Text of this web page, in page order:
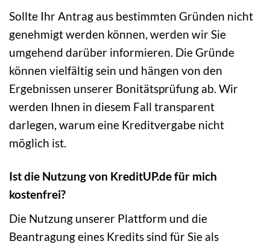
Sollte Ihr Antrag aus bestimmten Gründen nicht
genehmigt werden können, werden wir Sie
umgehend darüber informieren. Die Gründe
können vielfältig sein und hängen von den
Ergebnissen unserer Bonitätsprüfung ab. Wir
werden Ihnen in diesem Fall transparent
darlegen, warum eine Kreditvergabe nicht
möglich ist.
Ist die Nutzung von KreditUP.de für mich
kostenfrei?
Die Nutzung unserer Plattform und die
Beantragung eines Kredits sind für Sie als